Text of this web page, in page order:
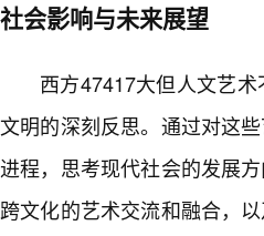
社会影响与未来展望
西方47417大但人文艺
文明的深刻反思。通过对这
进程，思考现代社会的发展
跨文化的艺术交流和融合，